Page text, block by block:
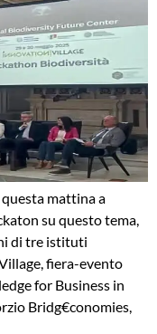
mattina a
su questo tema,
di tre istituti
fiera-evento
for Business in
Bridg€conomies,